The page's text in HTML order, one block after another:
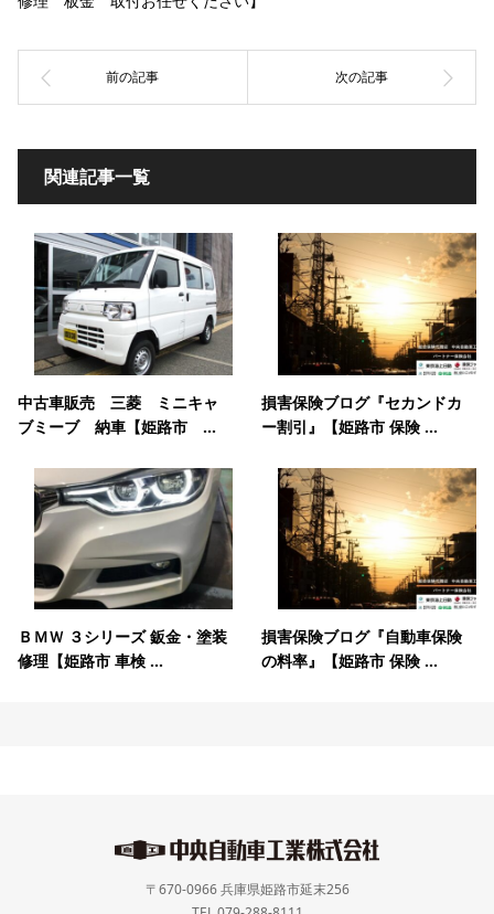
関連記事一覧
中古車販売 三菱 ミニキャ
ブミーブ 納車【姫路市 ...
損害保険ブログ『セカンドカ
ー割引』【姫路市 保険 ...
ＢＭＷ ３シリーズ 鈑金・塗装
修理【姫路市 車検 ...
損害保険ブログ『自動車保険
の料率』【姫路市 保険 ...
〒670-0966 兵庫県姫路市延末256